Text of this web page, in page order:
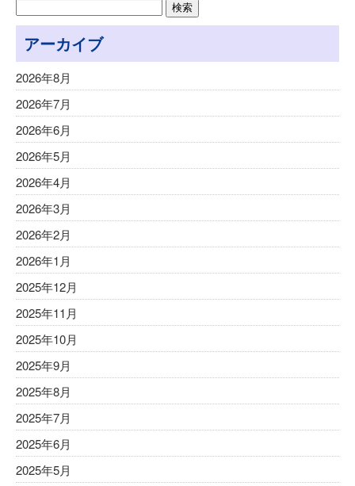
アーカイブ
2026年8月
2026年7月
2026年6月
2026年5月
2026年4月
2026年3月
2026年2月
2026年1月
2025年12月
2025年11月
2025年10月
2025年9月
2025年8月
2025年7月
2025年6月
2025年5月